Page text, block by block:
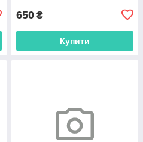
650 ₴
Купити